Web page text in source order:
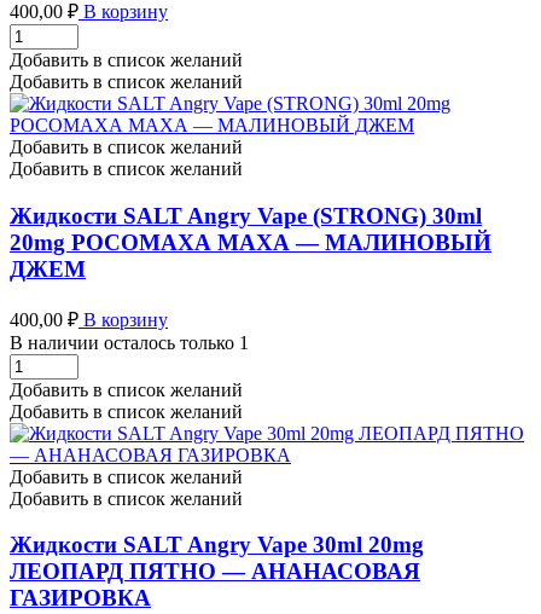
400,00 ₽ В корзину
Жидкости
SALT
Angry
Vape
(STRONG)
30ml
20mg
ВОМБАТ
БАТЯНЯ
-
ВИНОГРАДНАЯ
ГАЗИРОВКА
Добавить в список желаний
Добавить в список желаний
Добавить в список желаний
Добавить в список желаний
Жидкости SALT Angry Vape (STRONG) 30ml
20mg РОСОМАХА МАХА — МАЛИНОВЫЙ
ДЖЕМ
400,00 ₽ В корзину
В наличии осталось только 1
Жидкости
SALT
Angry
Vape
(STRONG)
30ml
20mg
РОСОМАХА
МАХА
-
МАЛИНОВЫЙ
ДЖЕМ
Добавить в список желаний
Добавить в список желаний
Добавить в список желаний
Добавить в список желаний
Жидкости SALT Angry Vape 30ml 20mg
ЛЕОПАРД ПЯТНО — АНАНАСОВАЯ
ГАЗИРОВКА